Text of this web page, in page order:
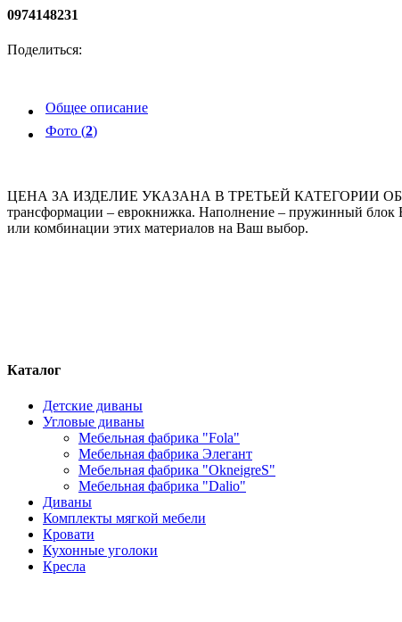
0974148231
Поделиться:
Общее описание
Фото (2)
ЦЕНА ЗА ИЗДЕЛИЕ УКАЗАНА В ТРЕТЬЕЙ КАТЕГОРИИ ОБИВКИ.
трансформации – еврокнижка. Наполнение – пружинный блок
или комбинации этих материалов на Ваш выбор.
Каталог
Детские диваны
Угловые диваны
Мебельная фабрика "Fola"
Мебельная фабрика Элегант
Мебельная фабрика "OkneigreS"
Мебельная фабрика "Dalio"
Диваны
Комплекты мягкой мебели
Кровати
Кухонные уголоки
Кресла